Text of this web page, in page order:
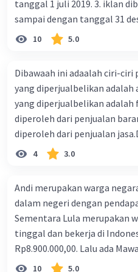
tanggal 1 juli 2019. 3. iklan dibayar untuk 10 kali terbit, dan
sampai dengan tanggal 31
terbit. 4. gaji terutang untuk
Rp800.000,00 dari data di
10 5.0
Dibawaah ini adaalah ciri-ciri
yang diperjualbelikan adalah
yang diperjualbelikan adalah
diperoleh dari penjualan
diperoleh dari penjualan
merupakan ciri dari
nomor…. a. 1 dan 3 b. 3 dan 4
4 3.0
Andi merupakan warga
dalam negeri dengan pendapatan
Sementara Lula merupakan
tinggal dan bekerja di Indonesia dengan pendapatan
Rp8.900.000,00. Lalu ada
negara Indonesia yang
10 5.0